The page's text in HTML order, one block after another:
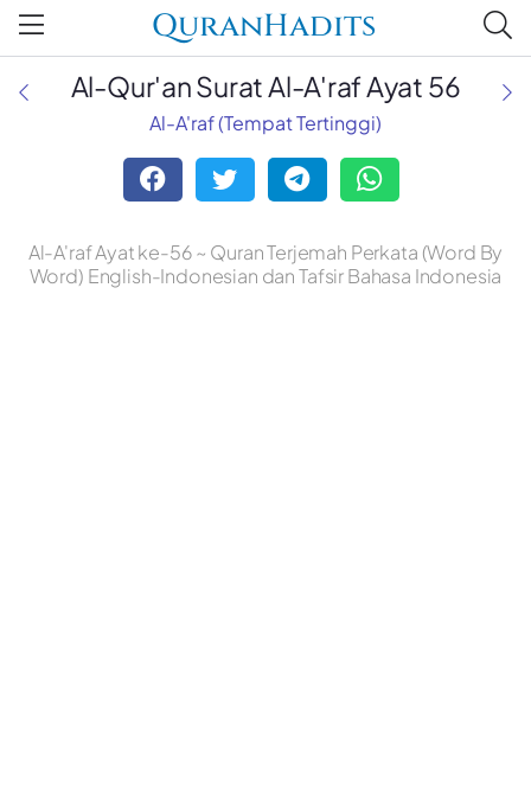
QuranHadits
Al-Qur'an Surat Al-A'raf Ayat 56
Al-A'raf (Tempat Tertinggi)
Al-A'raf Ayat ke-56 ~ Quran Terjemah Perkata (Word By
Word) English-Indonesian dan Tafsir Bahasa Indonesia